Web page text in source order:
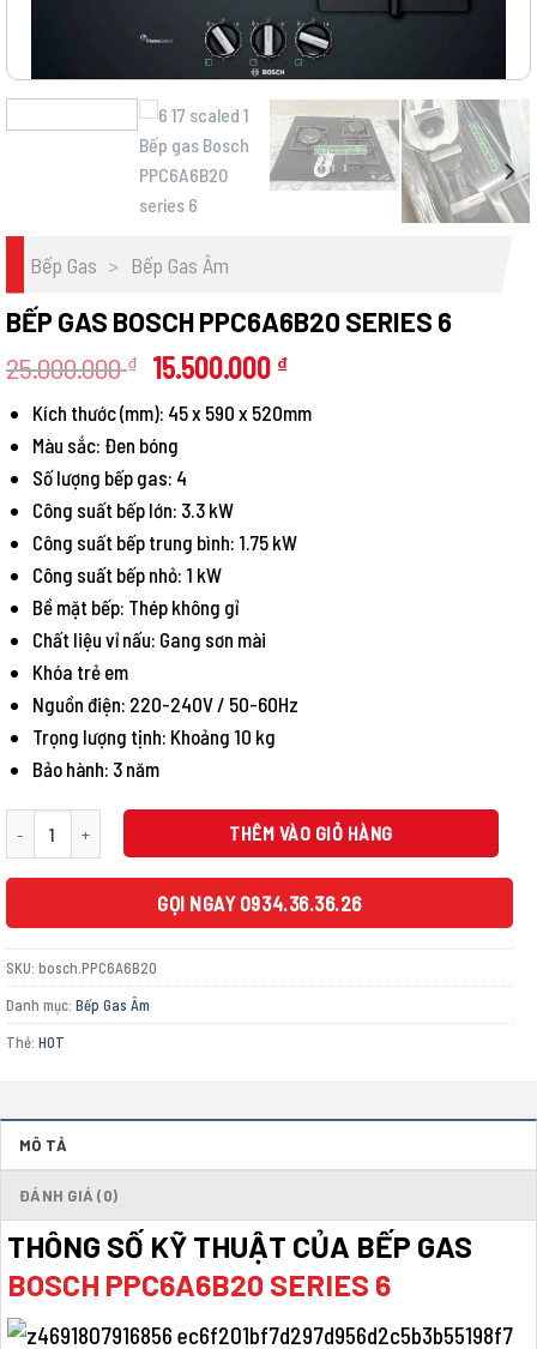
Bếp Gas > Bếp Gas Âm
BẾP GAS BOSCH PPC6A6B20 SERIES 6
25.000.000₫
Giá
là:
25.000.000 ₫.
15.500.000 ₫Giá
tại
Kích thước (mm): 45 x 590 x 520mm
Màu sắc: Đen bóng
Số lượng bếp gas: 4
Công suất bếp lớn: 3.3 kW
Công suất bếp trung bình: 1.75 kW
Công suất bếp nhỏ: 1 kW
Bề mặt bếp: Thép không gỉ
Chất liệu vỉ nấu: Gang sơn mài
Khóa trẻ em
Nguồn điện: 220-240V / 50-60Hz
Trọng lượng tịnh: Khoảng 10 kg
Bảo hành: 3 năm
Bếp gas Bosch PPC6A6B20 series 6 số lượngTHÊM VÀO GIỎ HÀNG
GỌI NGAY 0934.36.36.26
SKU: bosch.PPC6A6B20
Danh mục: Bếp Gas Âm
Thẻ: HOT
MÔ TẢ
ĐÁNH GIÁ (0)
THÔNG SỐ KỸ THUẬT CỦA BẾP GAS
BOSCH PPC6A6B20 SERIES 6